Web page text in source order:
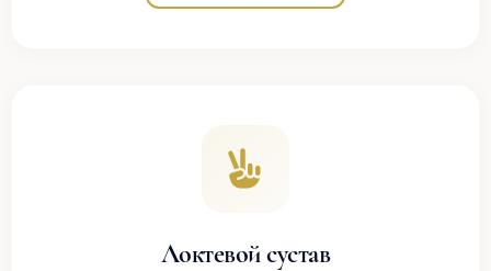
Локтевой сустав